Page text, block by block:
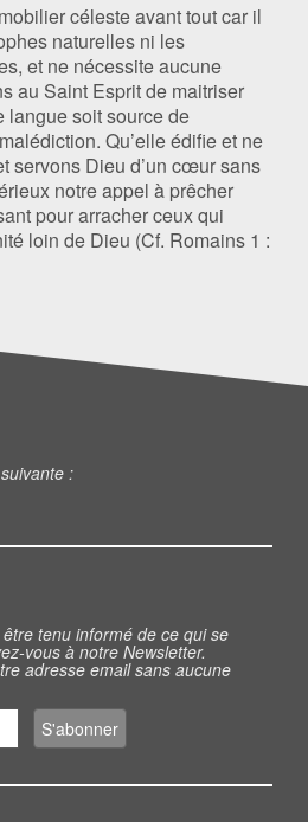
céleste avant tout car il
naturelles ni les
et ne nécessite aucune
au Saint Esprit de maitriser
langue soit source de
Qu’elle édifie et ne
servons Dieu d’un cœur sans
notre appel à prêcher
pour arracher ceux qui
loin de Dieu (Cf. Romains 1 :
:
tenu informé de ce qui se
vous à notre Newsletter.
adresse email sans aucune